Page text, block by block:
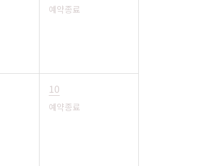
예약종료
10
예약종료